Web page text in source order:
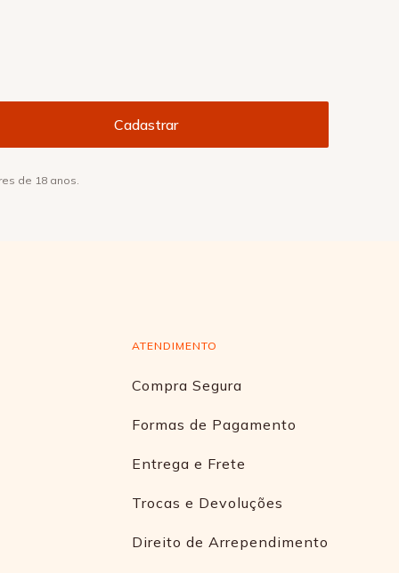
de 18 anos.
ATENDIMENTO
Compra Segura
Formas de Pagamento
Entrega e Frete
Trocas e Devoluções
Direito de Arrependimento